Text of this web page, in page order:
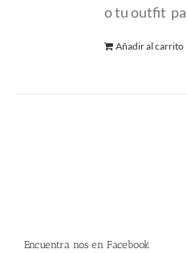
o tu outfit
Añadir al carrito
Encuentra nos en Facebook